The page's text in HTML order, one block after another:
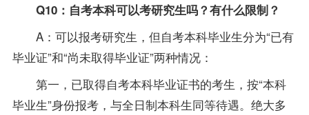
Q10：自考本科可以考研究生吗？有什么限制？
A：可以报考研究生，但自考本科毕业生分为“已有
毕业证”和“尚未取得毕业证”两种情况：
第一，已取得自考本科毕业证书的考生，按“本科
毕业生”身份报考，与全日制本科生同等待遇。绝大多